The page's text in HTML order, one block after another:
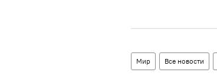
Мир Все новости